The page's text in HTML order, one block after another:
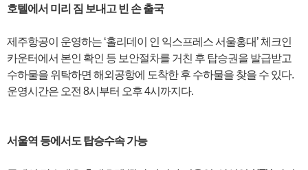
호텔에서 미리 짐 보내고 빈 손 출국
제주항공이 운영하는 ‘홀리데이 인 익스프레스 서울홍대’ 체크인
카운터에서 본인 확인 등 보안절차를 거친 후 탑승권을 발급받고
수하물을 위탁하면 해외공항에 도착한 후 수하물을 찾을 수 있다.
운영시간은 오전 8시부터 오후 4시까지다.
서울역 등에서도 탑승수속 가능